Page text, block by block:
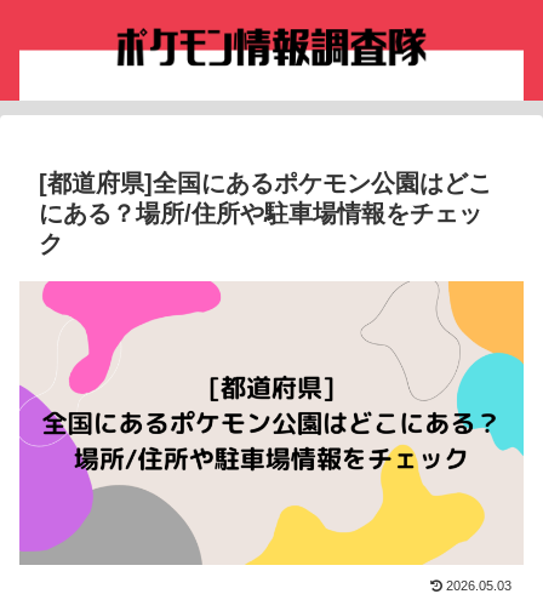
[都道府県]全国にあるポケモン公園はどこ
にある？場所/住所や駐車場情報をチェッ
ク
2026.05.03